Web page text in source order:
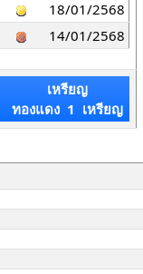
18/01/2568
14/01/2568
เหรียญ
ทองแดง 1 เหรียญ